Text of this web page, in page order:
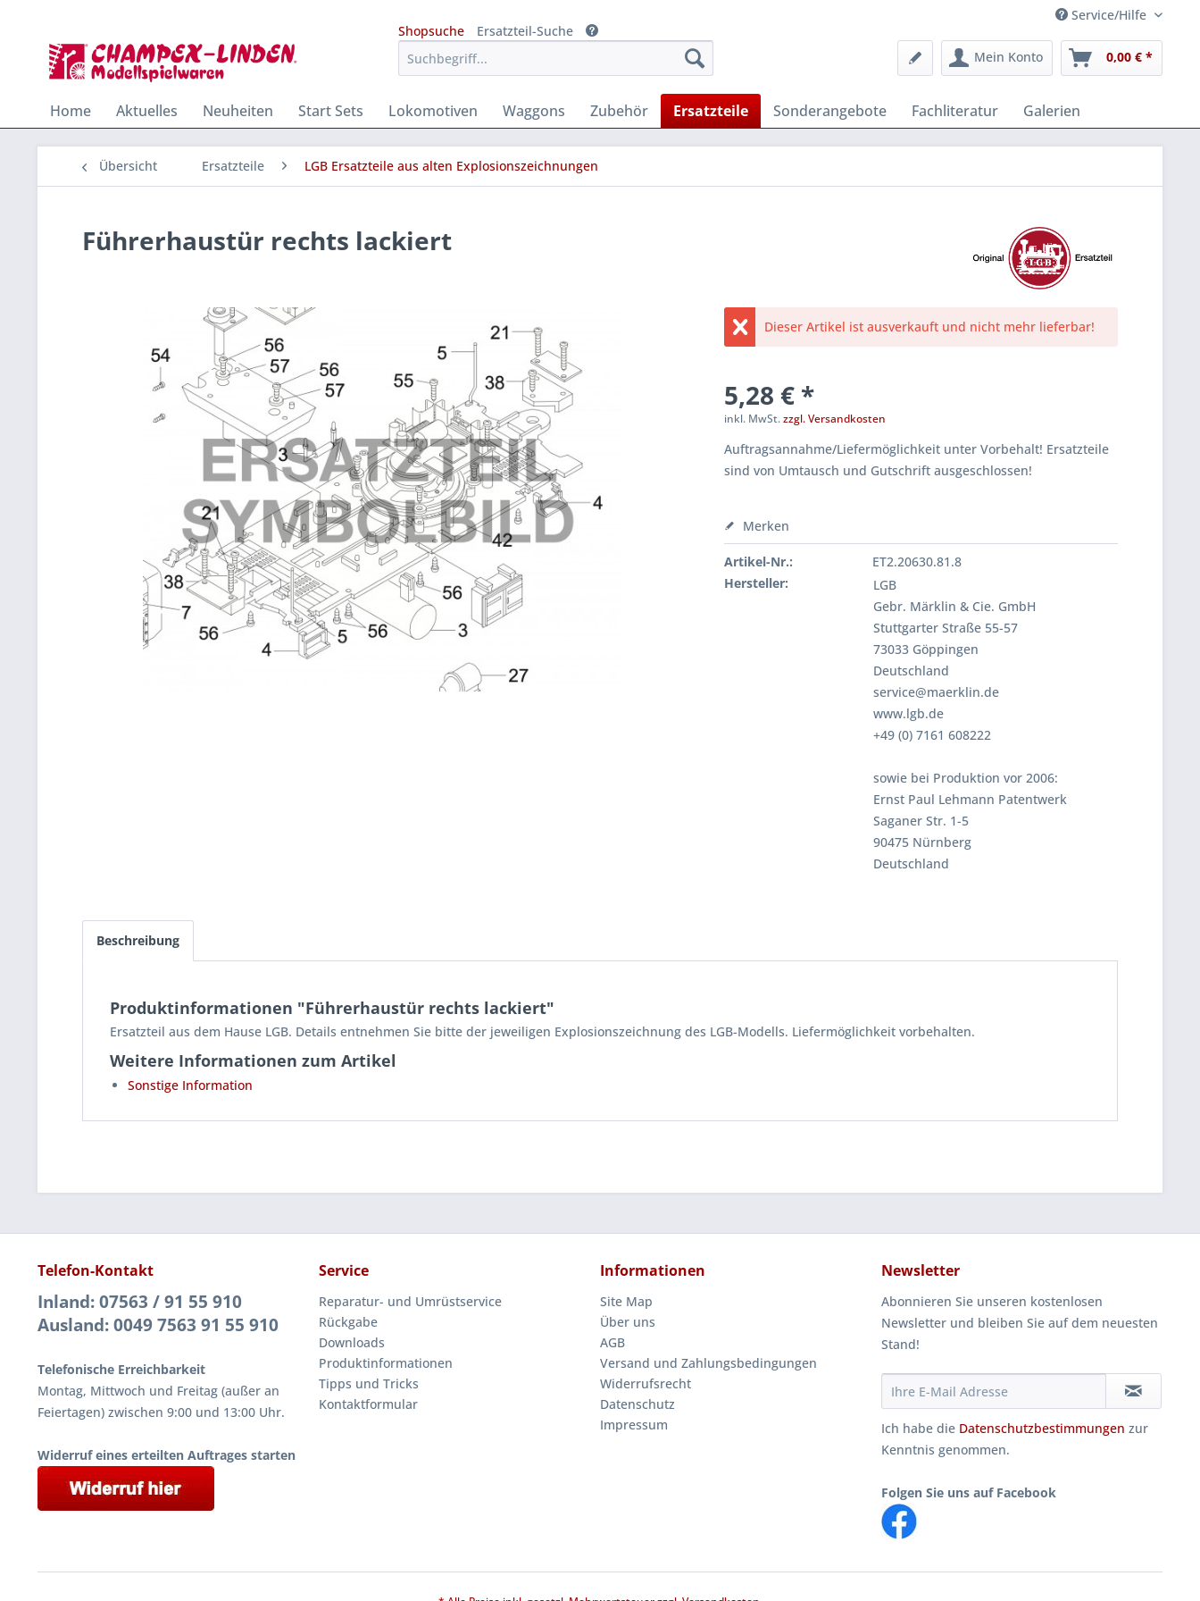
Service/Hilfe
Shopsuche
Ersatzteil-Suche
Mein Konto
0,00 € *
Home Aktuelles Neuheiten Start Sets Lokomotiven Waggons Zubehör Ersatzteile Sonderangebote Fachliteratur Galerien
Übersicht Ersatzteile LGB Ersatzteile aus alten Explosionszeichnungen
Führerhaustür rechts lackiert
Dieser Artikel ist ausverkauft und nicht mehr lieferbar!
5,28 € *
inkl. MwSt.zzgl. Versandkosten
Auftragsannahme/Liefermöglichkeit unter Vorbehalt! Ersatzteile
sind von Umtausch und Gutschrift ausgeschlossen!
Merken
Artikel-Nr.:
ET2.20630.81.8
Hersteller:
LGB
Gebr. Märklin & Cie. GmbH
Stuttgarter Straße 55-57
73033 Göppingen
Deutschland
service@maerklin.de
www.lgb.de
+49 (0) 7161 608222
sowie bei Produktion vor 2006:
Ernst Paul Lehmann Patentwerk
Saganer Str. 1-5
90475 Nürnberg
Deutschland
Beschreibung
Produktinformationen "Führerhaustür rechts lackiert"
Ersatzteil aus dem Hause LGB. Details entnehmen Sie bitte der jeweiligen Explosionszeichnung des LGB-Modells. Liefermöglichkeit vorbehalten.
Weitere Informationen zum Artikel
Sonstige Information
Telefon-Kontakt
Inland: 07563 / 91 55 910
Ausland: 0049 7563 91 55 910
Telefonische Erreichbarkeit
Montag, Mittwoch und Freitag (außer an
Feiertagen) zwischen 9:00 und 13:00 Uhr.
Widerruf eines erteilten Auftrages starten
Service
Reparatur- und Umrüstservice
Rückgabe
Downloads
Produktinformationen
Tipps und Tricks
Kontaktformular
Informationen
Site Map
Über uns
AGB
Versand und Zahlungsbedingungen
Widerrufsrecht
Datenschutz
Impressum
Newsletter
Abonnieren Sie unseren kostenlosen
Newsletter und bleiben Sie auf dem neuesten
Stand!
Ich habe die Datenschutzbestimmungen zur
Kenntnis genommen.
Folgen Sie uns auf Facebook